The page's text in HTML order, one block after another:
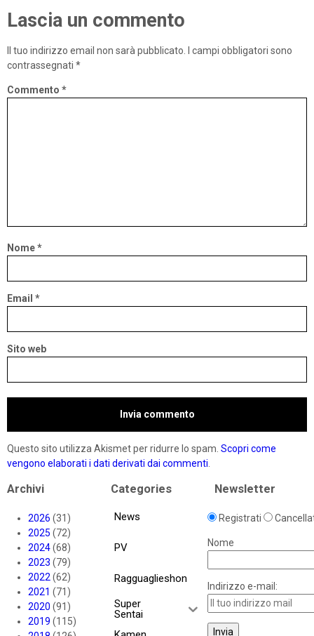
Lascia un commento
Il tuo indirizzo email non sarà pubblicato.
I campi obbligatori sono
contrassegnati *
Commento *
Nome*
Email *
Sito web
Questo sito utilizza Akismet per ridurre lo spam. Scopri come
vengono elaborati i dati derivati dai commenti.
Archivi
2026 (31)
2025 (72)
2024(68)
2023 (79)
2022(62)
2021 (71)
2020 (91)
2019 (115)
Categories
News
PV
Ragguaglieshon
Super
Sentai
Newsletter
Registrati
Nome
Indirizzo e-mail: